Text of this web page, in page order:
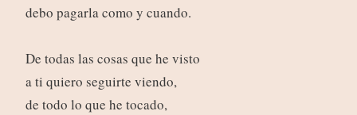
debo pagarla como y cuando.
De todas las cosas que he visto
a ti quiero seguirte viendo,
de todo lo que he tocado,